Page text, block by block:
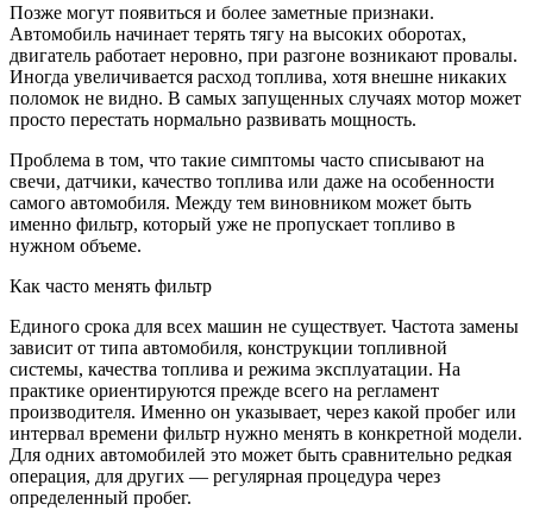
Позже могут появиться и более заметные признаки.
Автомобиль начинает терять тягу на высоких оборотах,
двигатель работает неровно, при разгоне возникают провалы.
Иногда увеличивается расход топлива, хотя внешне никаких
поломок не видно. В самых запущенных случаях мотор может
просто перестать нормально развивать мощность.
Проблема в том, что такие симптомы часто списывают на
свечи, датчики, качество топлива или даже на особенности
самого автомобиля. Между тем виновником может быть
именно фильтр, который уже не пропускает топливо в
нужном объеме.
Как часто менять фильтр
Единого срока для всех машин не существует. Частота замены
зависит от типа автомобиля, конструкции топливной
системы, качества топлива и режима эксплуатации. На
практике ориентируются прежде всего на регламент
производителя. Именно он указывает, через какой пробег или
интервал времени фильтр нужно менять в конкретной модели.
Для одних автомобилей это может быть сравнительно редкая
операция, для других — регулярная процедура через
определенный пробег.